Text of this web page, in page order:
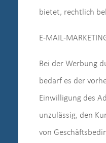
bietet, rechtlich
E-MAIL-
Bei der Werbung
bedarf es der
Einwilligung des
unzulässig, den
von